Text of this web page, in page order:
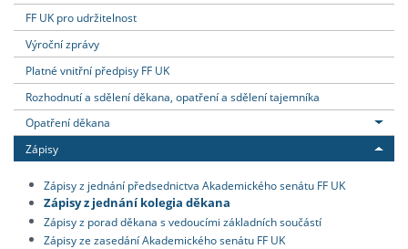
FF UK pro udržitelnost
Výroční zprávy
Platné vnitřní předpisy FF UK
Rozhodnutí a sdělení děkana, opatření a sdělení tajemníka
Opatření děkana
Zápisy
Zápisy z jednání předsednictva Akademického senátu FF UK
Zápisy z jednání kolegia děkana
Zápisy z porad děkana s vedoucími základních součástí
Zápisy ze zasedání Akademického senátu FF UK